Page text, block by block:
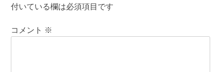
付いている欄は必須項目です
コメント ※